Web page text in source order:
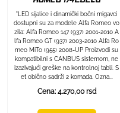
"LED sijalice i dinamički bočni migavci
dostupni su za modele Alfa Romeo vo
zila: Alfa Romeo 147 (937) 2001-2010 A
lfa Romeo GT (937) 2003-2010 Alfa Ro
meo MiTo (955) 2008-UP Proizvodi su
kompatibilni s CANBUS sistemom, ne
izazivajući greške na kontrolnoj tabli. S
et obično sadrži 2 komada. Ozna...
Cena: 4.270,00 rsd